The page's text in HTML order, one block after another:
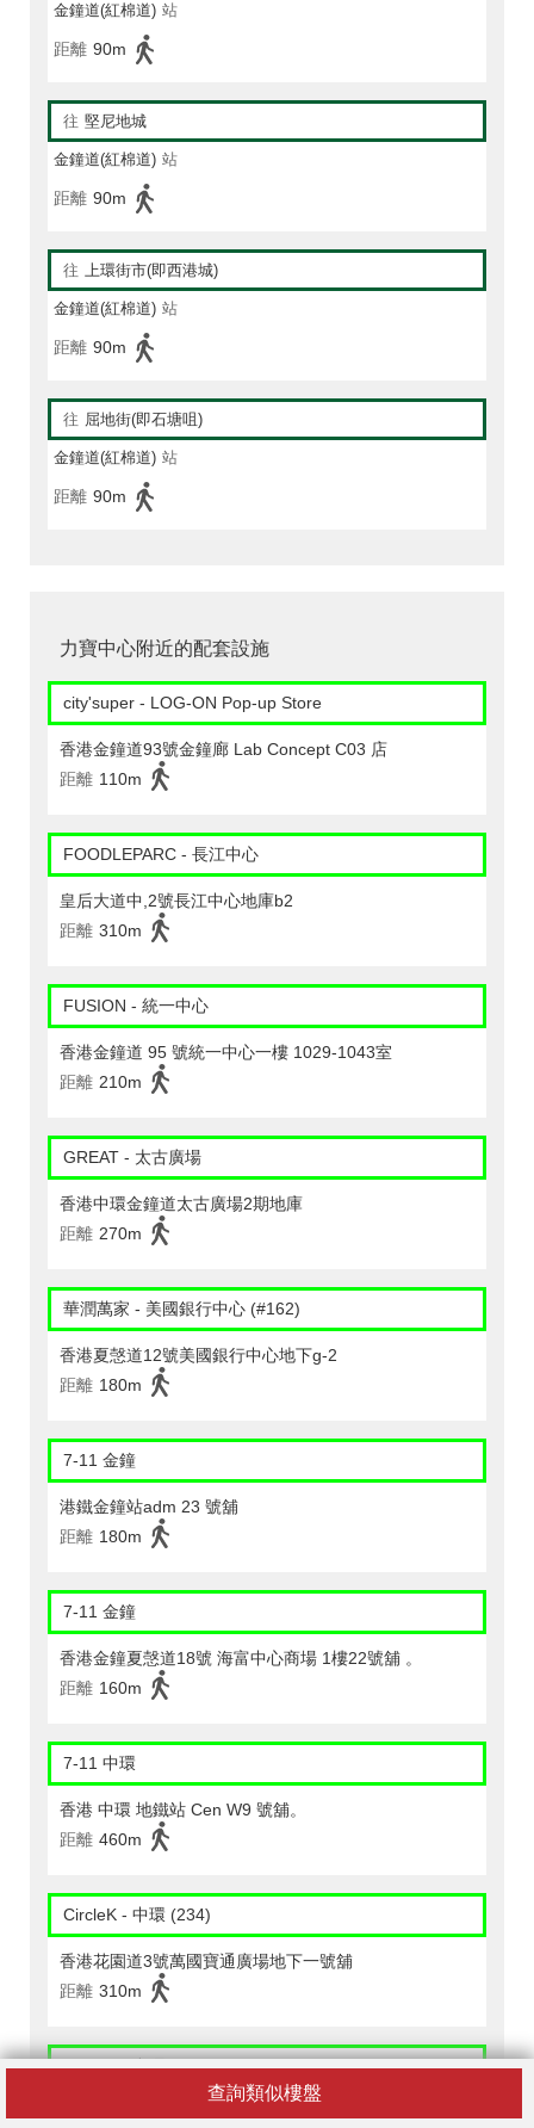
查詢類似樓盤
金鐘道(紅棉道) 站
距離 90m
往 堅尼地城
金鐘道(紅棉道) 站
距離 90m
往 上環街市(即西港城)
金鐘道(紅棉道) 站
距離 90m
往 屈地街(即石塘咀)
金鐘道(紅棉道) 站
距離 90m
力寶中心附近的配套設施
city'super - LOG-ON Pop-up Store
香港金鐘道93號金鐘廊 Lab Concept C03 店
距離 110m
FOODLEPARC - 長江中心
皇后大道中,2號長江中心地庫b2
距離 310m
FUSION - 統一中心
香港金鐘道 95 號統一中心一樓 1029-1043室
距離 210m
GREAT - 太古廣場
香港中環金鐘道太古廣場2期地庫
距離 270m
華潤萬家 - 美國銀行中心 (#162)
香港夏愨道12號美國銀行中心地下g-2
距離 180m
7-11 金鐘
港鐵金鐘站adm 23 號舖
距離 180m
7-11 金鐘
香港金鐘夏愨道18號 海富中心商場 1樓22號舖 。
距離 160m
7-11 中環
香港 中環 地鐵站 Cen W9 號舖。
距離 460m
CircleK - 中環 (234)
香港花園道3號萬國寶通廣場地下一號舖
距離 310m
CircleK - 中環 (258)